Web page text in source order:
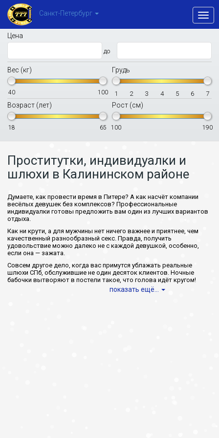
Санкт-Петербург
Цена
до
Грудь
1 2 3 4 5 6 7
Вес (кг)
40 100
Рост (см)
100 190
Возраст (лет)
18 65
Проститутки, индивидуалки и
шлюхи в Калининском районе
Думаете, как провести время в Питере? А как насчёт компании
весёлых девушек без комплексов? Профессиональные
индивидуалки готовы предложить вам один из лучших вариантов
отдыха.
Как ни крути, а для мужчины нет ничего важнее и приятнее, чем
качественный разнообразный секс. Правда, получить
удовольствие можно далеко не с каждой девушкой, особенно,
если она — зажата.
Совсем другое дело, когда вас примутся ублажать реальные
шлюхи СПб, обслужившие не один десяток клиентов. Ночные
бабочки вытворяют в постели такое, что голова идёт кругом!
показать ещё...